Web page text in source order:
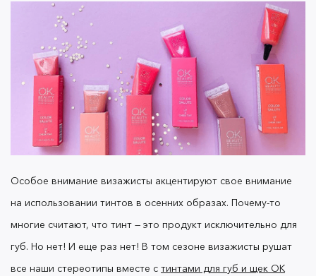
Особое внимание визажисты акцентируют свое внимание
на использовании тинтов в осенних образах. Почему-то
многие считают, что тинт — это продукт исключительно для
губ. Но нет! И еще раз нет! В том сезоне визажисты рушат
все наши стереотипы вместе с тинтами для губ и щек OK